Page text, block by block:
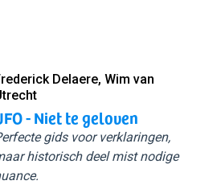
Delaere, Wim van
- Niet te geloven
gids voor verklaringen,
historisch deel mist nodige